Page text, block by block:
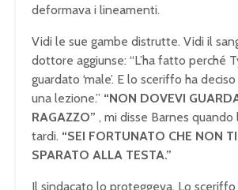
deformava i lineamenti.
Vidi le sue gambe distrutte. Vidi il
dottore aggiunse: “L’ha fatto perché
guardato ‘male’. E lo sceriffo ha
una lezione.” “NON DOVEVI
RAGAZZO” , mi disse Barnes
tardi. “SEI FORTUNATO CHE NON
SPARATO ALLA TESTA.”
Il sindacato lo proteggeva. Lo